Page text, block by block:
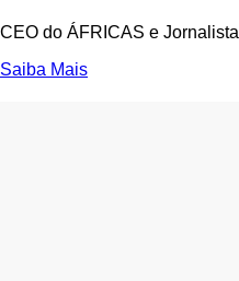
CEO do ÁFRICAS e Jornalista
Saiba Mais